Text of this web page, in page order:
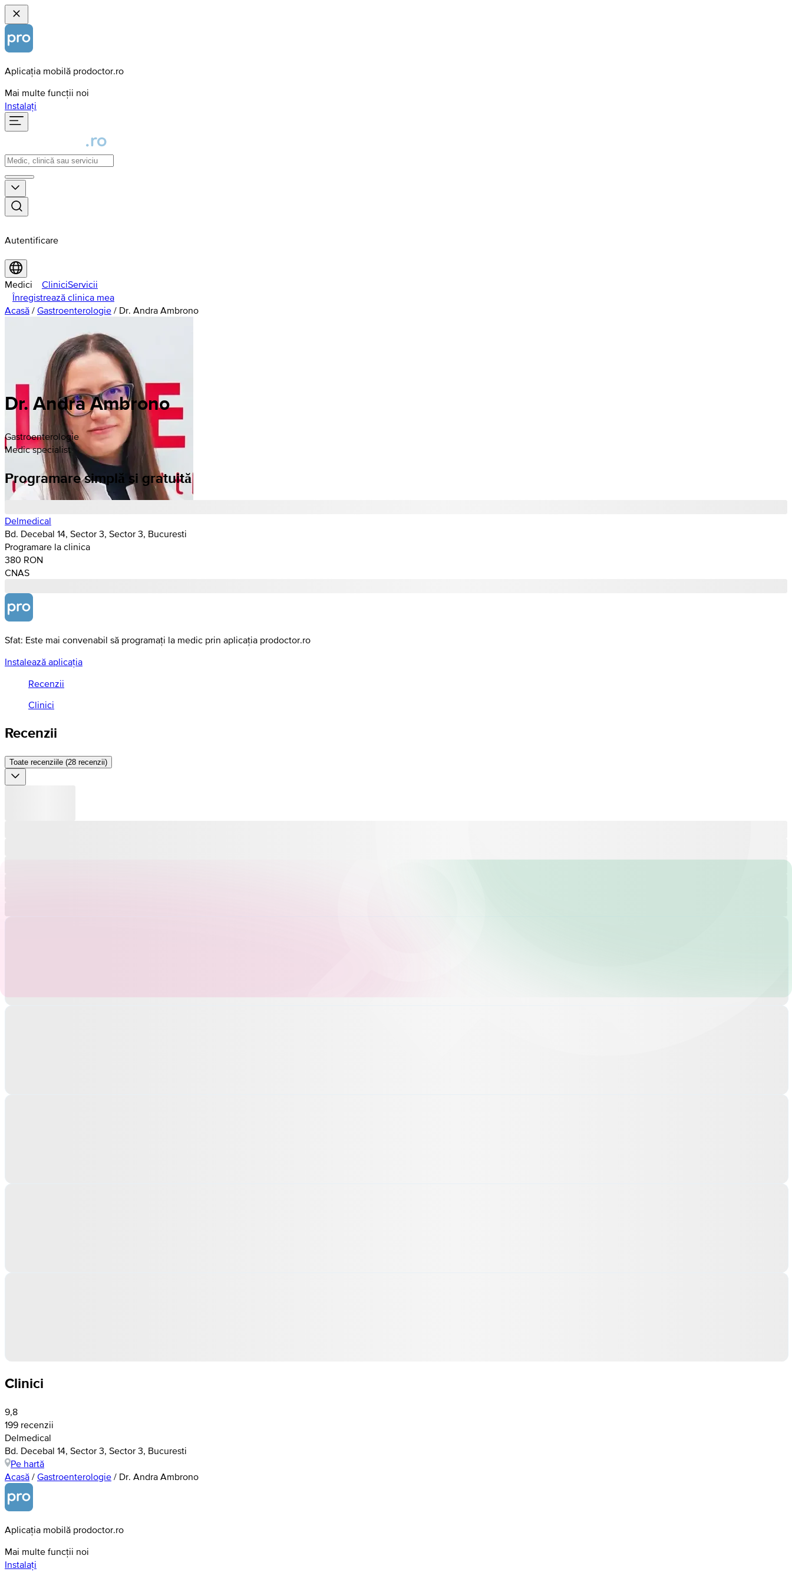
Aplicația mobilă prodoctor.ro
Mai multe funcții noi
Instalați
Autentificare
Medici CliniciServicii
Înregistrează clinica mea
Acasă / Gastroenterologie / Dr. Andra Ambrono
Dr. Andra Ambrono
Gastroenterologie
Medic specialist
Programare simplă si gratuită
Delmedical
Bd. Decebal 14, Sector 3, Sector 3, Bucuresti
Programare la clinica
380 RON
CNAS
Sfat: Este mai convenabil să programați la medic prin aplicația prodoctor.ro
Instalează aplicația
Recenzii
Clinici
Recenzii
Toate recenziile (28 recenzii)
Clinici
9,8
199 recenzii
Delmedical
Bd. Decebal 14, Sector 3, Sector 3, Bucuresti
Pe hartă
Acasă / Gastroenterologie / Dr. Andra Ambrono
Aplicația mobilă prodoctor.ro
Mai multe funcții noi
Instalați